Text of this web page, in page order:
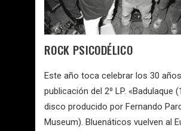
ROCK PSICODÉLICO
Este año toca celebrar los 30
publicación del 2⁰ LP. «Badulaque
disco producido por Fernando
Museum). Bluenáticos vuelven al